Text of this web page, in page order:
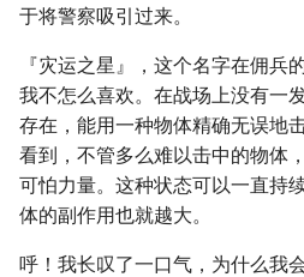
于将警察吸引过来。
『灾运之星』，这个名字在佣兵
我不怎么喜欢。在战场上没有一
存在，能用一种物体精确无误地
看到，不管多么难以击中的物体
可怕力量。这种状态可以一直持
体的副作用也就越大。
呼！我长叹了一口气，为什么我